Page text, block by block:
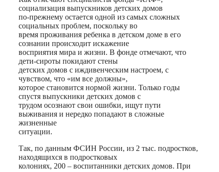
социализация выпускников детских домов
по-прежнему остается одной из самых сложных
социальных проблем, поскольку во
время проживания ребенка в детском доме в его
сознании происходит искажение
восприятия мира и жизни. В фонде отмечают, что
дети-сироты покидают стены
детских домов с иждивенческим настроем, с
чувством, что «им все должны»,
которое становится нормой жизни. Только годы
спустя выпускники детских домов с
трудом осознают свои ошибки, ищут пути
выживания и нередко попадают в сложные
жизненные
ситуации.
Так, по данным ФСИН России, из 2 тыс. подростков,
находящихся в подростковых
колониях, 200 – воспитанники детских домов. При